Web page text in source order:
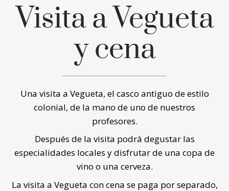
Visita a Vegueta
y cena
Una visita a Vegueta, el casco antiguo de estilo
colonial, de la mano de uno de nuestros
profesores.
Después de la visita podrá degustar las
especialidades locales y disfrutar de una copa de
vino o una cerveza.
La visita a Vegueta con cena se paga por separado,